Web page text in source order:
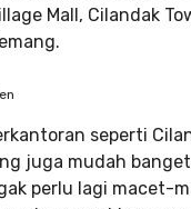
Mall, Cilandak
seperti
juga mudah
perlu lagi macet-